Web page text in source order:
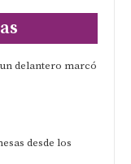
delantero marcó
desde los